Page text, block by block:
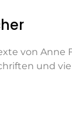
von Anne
und